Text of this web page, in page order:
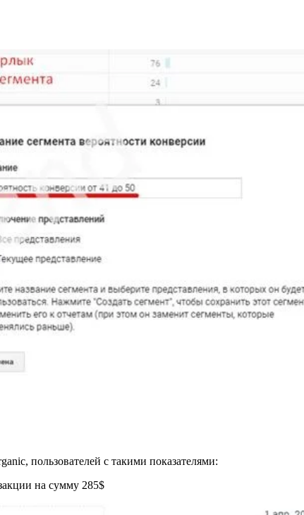
пользователей с такими показателями:
на сумму 285$